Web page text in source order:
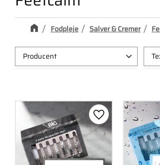
Fodpleje Salver & Cremer
Producent
Gem som favorit